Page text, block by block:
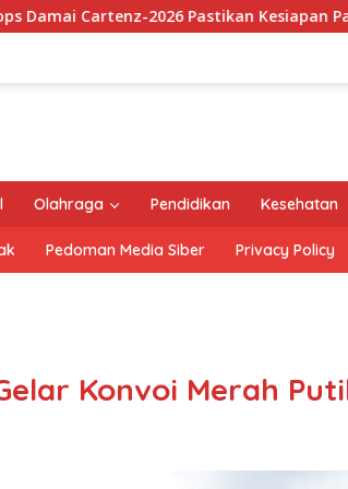
Kesiapan Pasukan dan Dorong
Olahraga Pendidikan Kesehatan
Pedoman Media Siber Privacy Policy
Konvoi Merah